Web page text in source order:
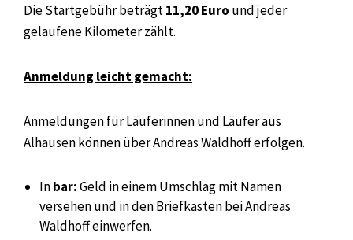
Die Startgebühr beträgt11,20 Euro und jeder
gelaufene Kilometer zählt.
Anmeldung leicht gemacht:
Anmeldungen für Läuferinnen und Läufer aus
Alhausen können über Andreas Waldhoff erfolgen.
Inbar:Geld in einem Umschlag mit Namen
versehen und in den Briefkasten bei Andreas
Waldhoff einwerfen.